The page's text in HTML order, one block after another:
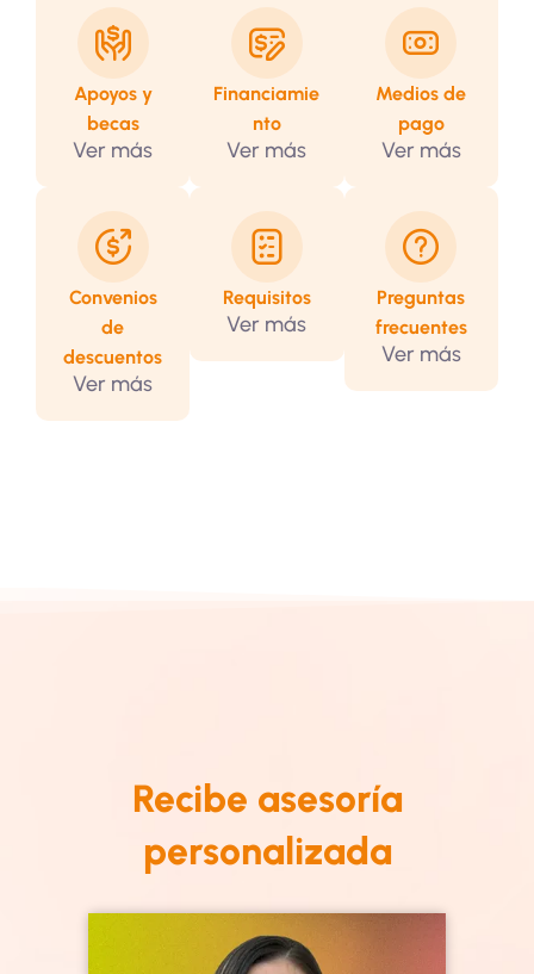
Apoyos y
becas
Ver más
Convenios
de
descuentos
Ver más
Financiamie
nto
Ver más
Requisitos
Ver más
Medios de
pago
Ver más
Preguntas
frecuentes
Ver más
Recibe asesoría
personalizada